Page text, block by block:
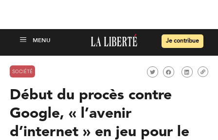
Je contribue
SOCIÉTÉ
Début du procès contre
Google, « l’avenir
d’internet » en jeu pour le